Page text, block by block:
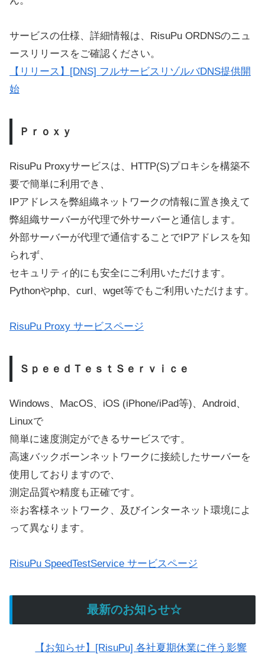
サービスの仕様、詳細情報は、RisuPu ORDNSのニュ
ースリリースをご確認ください。
【リリース】[DNS] フルサービスリゾルバDNS提供開
始
Ｐｒｏｘｙ
RisuPu Proxyサービスは、HTTP(S)プロキシを構築不
要で簡単に利用でき、
IPアドレスを弊組織ネットワークの情報に置き換えて
弊組織サーバーが代理で外サーバーと通信します。
外部サーバーが代理で通信することでIPアドレスを知
られず、
セキュリティ的にも安全にご利用いただけます。
Pythonやphp、curl、wget等でもご利用いただけます。
RisuPu Proxy サービスページ
ＳｐｅｅｄＴｅｓｔＳｅｒｖｉｃｅ
Windows、MacOS、iOS (iPhone/iPad等)、Android、
Linuxで
簡単に速度測定ができるサービスです。
高速バックボーンネットワークに接続したサーバーを
使用しておりますので、
測定品質や精度も正確です。
※お客様ネットワーク、及びインターネット環境によ
って異なります。
RisuPu SpeedTestService サービスページ
最新のお知らせ☆
【お知らせ】[RisuPu] 各社夏期休業に伴う影響